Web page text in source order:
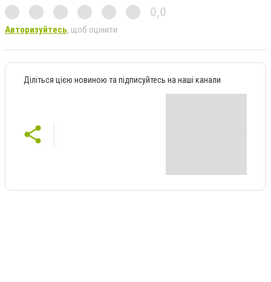
0,0
Авторизуйтесь, щоб оцінити
Діліться цією новиною та підписуйтесь на наші канали